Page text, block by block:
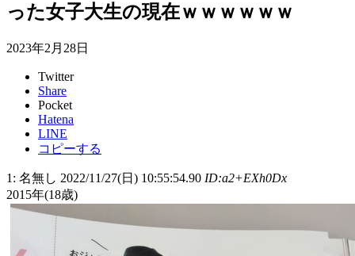
った女子大生の現在ｗｗｗｗｗｗ
2023年2月28日
Twitter
Share
Pocket
Hatena
LINE
コピーする
1: 名無し 2022/11/27(日) 10:55:54.90 ID:a2+EXh0Dx
2015年(18歳)